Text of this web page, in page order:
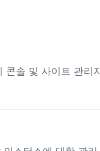
솔 및 사이트 관리